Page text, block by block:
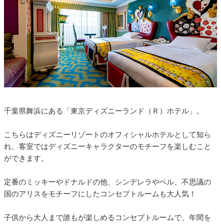
千葉県舞浜にある「東京ディズニーランド（Ｒ）ホテル」。
こちらはディズニーリゾートのオフィシャルホテルとして知ら
れ、客室ではディズニーキャラクターのモチーフを楽しむこと
ができます。
定番のミッキーやドナルドの他、シンデレラやベル、不思議の
国のアリスをモチーフにしたコンセプトルームも大人気！
子供から大人まで誰もが楽しめるコンセプトルームで、年間を